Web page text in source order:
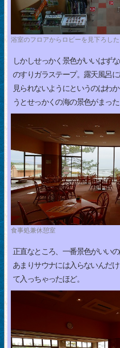
浴室のフロアからロビーを見下ろし
しかしせっかく景色がいいはず
のすりガラステープ。露天風呂
見られないようにというのはわ
うとせっかくの海の景色がまった
食事処兼休憩室
正直なところ、一番景色がいい
あまりサウナには入らないんだ
て入っちゃったほど。